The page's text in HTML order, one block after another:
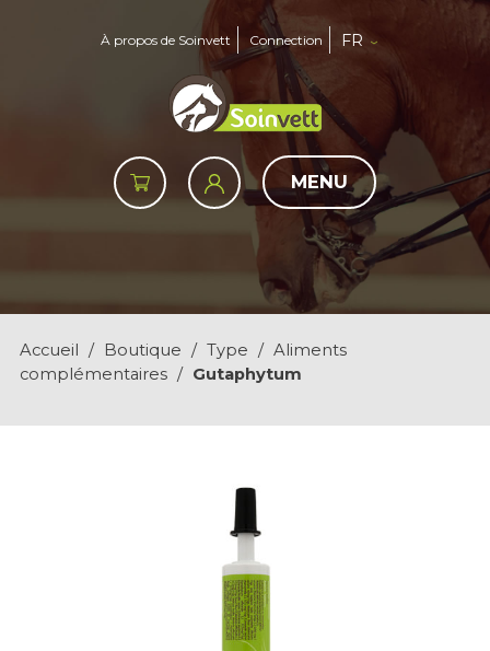
À propos de Soinvett Connection FR
MENU
Accueil / Boutique / Type / Aliments
complémentaires / Gutaphytum